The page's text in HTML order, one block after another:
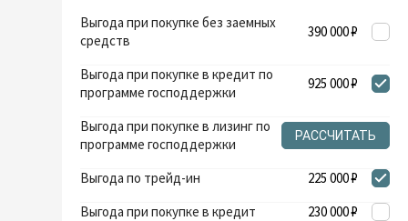
Выгода при покупке без заемных
средств
390 000 ₽
Выгода при покупке в кредит по
программе господдержки
925 000 ₽
Выгода при покупке в лизинг по
программе господдержки
РАССЧИТАТЬ
Выгода по трейд-ин
225 000 ₽
Выгода при покупке в кредит
230 000 ₽